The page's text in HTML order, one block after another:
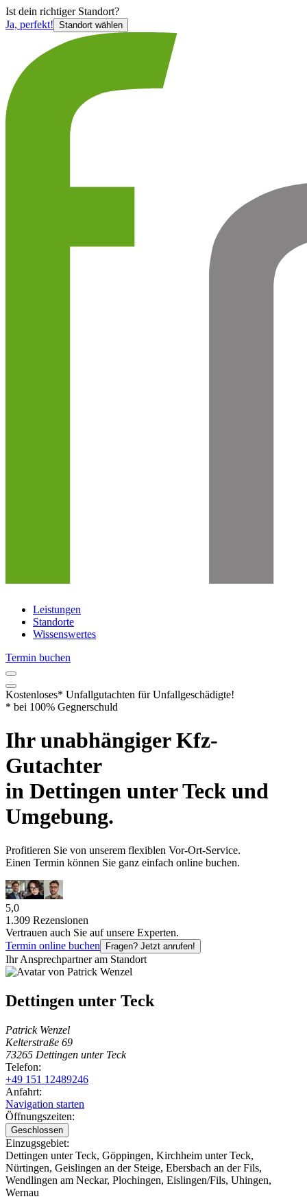
Ist dein richtiger Standort?
Ja, perfekt! Standort wählen
Leistungen
Standorte
Wissenswertes
Termin buchen
Kostenloses* Unfallgutachten für Unfallgeschädigte!
* bei 100% Gegnerschuld
Ihr unabhängigerKfz-
Gutachter
in Dettingen unter Teck und
Umgebung.
Profitieren Sie von unserem flexiblen Vor-Ort-Service.
Einen Termin können Sie ganz einfach online buchen.
5,0
1.309 Rezensionen
Vertrauen auch Sie auf unsere Experten.
Termin online buchen
Fragen? Jetzt anrufen!
Ihr Ansprechpartner am Standort
Dettingen unter Teck
Patrick Wenzel
Kelterstraße 69
73265 Dettingen unter Teck
Telefon:
+49 151 12489246
Anfahrt:
Navigation starten
Öffnungszeiten:
Geschlossen
Einzugsgebiet:
Dettingen unter Teck, Göppingen, Kirchheim unter Teck,
Nürtingen, Geislingen an der Steige, Ebersbach an der Fils,
Wendlingen am Neckar, Plochingen, Eislingen/Fils, Uhingen,
Wernau